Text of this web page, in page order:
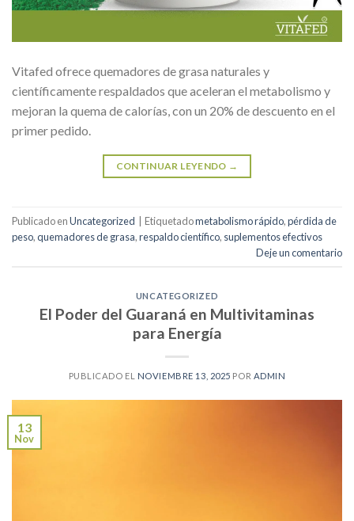
Vitafed ofrece quemadores de grasa naturales y
científicamente respaldados que aceleran el metabolismo y
mejoran la quema de calorías, con un 20% de descuento en el
primer pedido.
CONTINUAR LEYENDO →
Publicado enUncategorized Etiquetadometabolismo rápido,pérdida de
peso,quemadores de grasa,respaldo científico, suplementos efectivos
Deje un comentario
UNCATEGORIZED
El Poder del Guaraná en Multivitaminas
para Energía
PUBLICADO EL NOVIEMBRE 13, 2025 POR ADMIN
13
Nov